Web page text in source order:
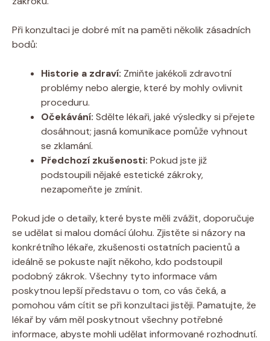
Při konzultaci je dobré mít na paměti několik zásadních
bodů:
Historie a zdraví: Zmiňte jakékoli zdravotní
problémy nebo alergie, které by mohly ovlivnit
proceduru.
Očekávání: Sdělte lékaři, jaké výsledky si přejete
dosáhnout; jasná komunikace pomůže vyhnout
se zklamání.
Předchozí zkušenosti: Pokud jste již
podstoupili nějaké estetické zákroky,
nezapomeňte je zmínit.
Pokud jde o detaily, které byste měli zvážit, doporučuje
se udělat si malou domácí úlohu. Zjistěte si názory na
konkrétního lékaře, zkušenosti ostatních pacientů a
ideálně se pokuste najít někoho, kdo podstoupil
podobný zákrok. Všechny tyto informace vám
poskytnou lepší představu o tom, co vás čeká, a
pomohou vám cítit se při konzultaci jistěji. Pamatujte, že
lékař by vám měl poskytnout všechny potřebné
informace, abyste mohli udělat informované rozhodnutí.